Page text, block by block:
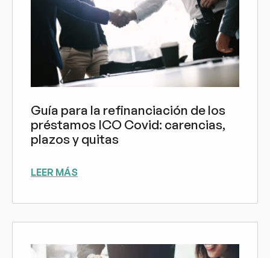
Guía para la refinanciación de los
préstamos ICO Covid: carencias,
plazos y quitas
LEER MÁS